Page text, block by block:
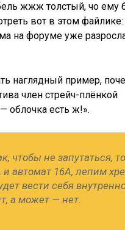
жжж толстый, чо ему
вот в этом файлике:
на форуме уже
наглядный пример,
член стрейч-плёнкой
облочка есть ж!».
чтобы не запутаться,
автомат 16А, лепим
вести себя
а может — нет.